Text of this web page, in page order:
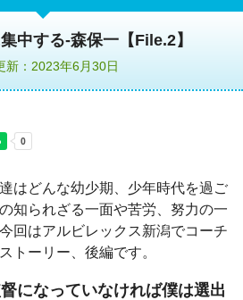
中する‐森保一【File.2】
：2023年6月30日
はどんな幼少期、少年時代を過ご
知られざる一面や苦労、努力の一
回はアルビレックス新潟でコーチ
トーリー、後編です。
になっていなければ僕は選出